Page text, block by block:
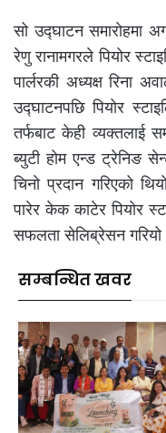
सो उद्घाटन समारोहमा
रेणु रानामगरले पियोर
पार्लरकी अध्यक्ष रिना
उद्घाटनपछि पियोर
तर्फबाट केही व्यक्तलाई
ब्युटी होम एन्ड ट्रेनिङ
चिनो प्रदान गरिएको
पारेर केक काटेर पियोर
सफलता सेलिब्रेसन गरियो
सम्बन्धित खवर